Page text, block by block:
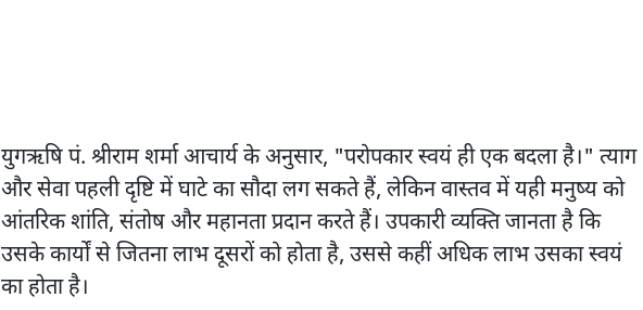
युगऋषि पं. श्रीराम शर्मा आचार्य के अनुसार, "परोपकार स्वयं ही एक बदला है।" त्याग
और सेवा पहली दृष्टि में घाटे का सौदा लग सकते हैं, लेकिन वास्तव में यही मनुष्य को
आंतरिक शांति, संतोष और महानता प्रदान करते हैं। उपकारी व्यक्ति जानता है कि
उसके कार्यों से जितना लाभ दूसरों को होता है, उससे कहीं अधिक लाभ उसका स्वयं
का होता है।